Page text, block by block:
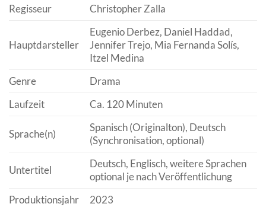
Regisseur
Christopher Zalla
Hauptdarsteller
Eugenio Derbez, Daniel Haddad,
Jennifer Trejo, Mia Fernanda Solís,
Itzel Medina
Genre
Drama
Laufzeit
Ca. 120 Minuten
Sprache(n)
Spanisch (Originalton), Deutsch
(Synchronisation, optional)
Untertitel
Deutsch, Englisch, weitere Sprachen
optional je nach Veröffentlichung
Produktionsjahr
2023